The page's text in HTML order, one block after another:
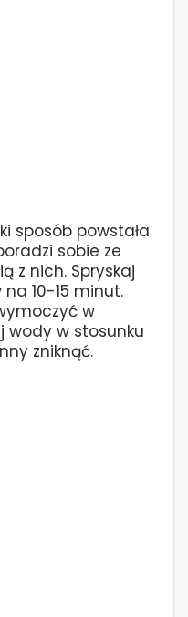
sposób powstała
sobie ze
z nich. Spryskaj
10-15 minut.
w
wody w stosunku
zniknąć.